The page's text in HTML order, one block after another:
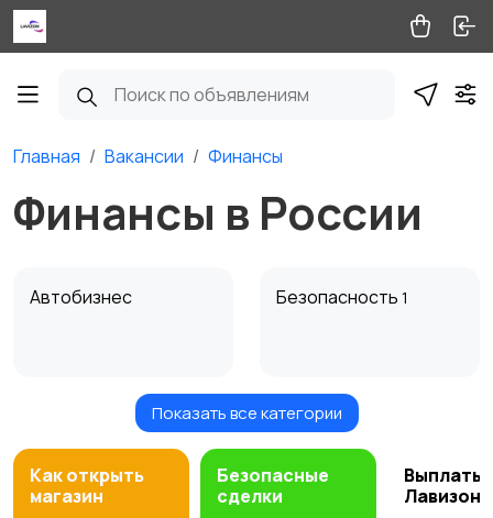
Главная Вакансии Финансы
Финансы в России
Автобизнес Безопасность 1
Бытовые услуги и
клининг
Высший менеджмент
Показать все категории
Как открыть
магазин
Безопасные
сделки
Выплаты
Лавизон